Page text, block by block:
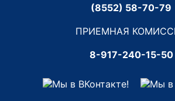
(8552) 58-70-79
ПРИЕМНАЯ
8-917-240-15-50